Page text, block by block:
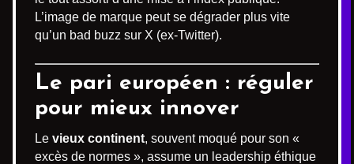
L’image de marque peut se dégrader plus vite
qu’un bad buzz sur X (ex-Twitter).
Le pari européen : réguler
pour mieux innover
Le vieux continent, souvent moqué pour son «
excès de normes », assume un leadership éthique